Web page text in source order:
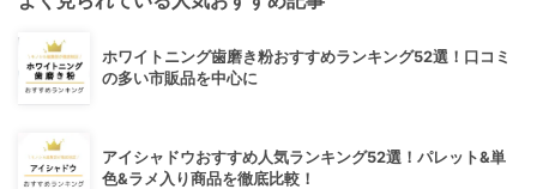
ホワイトニング歯磨き粉おすすめランキング52選！口コミ
の多い市販品を中心に
アイシャドウおすすめ人気ランキング52選！パレット&単
色&ラメ入り商品を徹底比較！